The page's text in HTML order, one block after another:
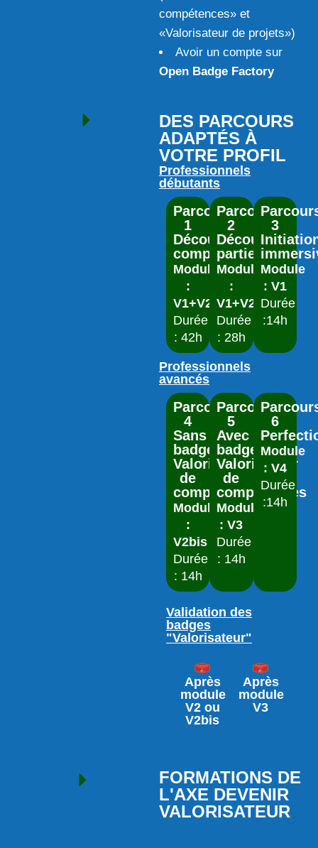
compétences» et
«Valorisateur de projets»)
Avoir un compte sur
Open Badge Factory
DES PARCOURS
ADAPTÉS À
VOTRE PROFIL
Professionnels
débutants
Parcours
1
Découverte
complète
Modules
:
V1+V2+V3
Durée
: 42h
Parcours
2
Découverte
partielle
Modules
:
V1+V2
Durée
: 28h
3
Module
: V1
Durée
:14h
Professionnels
avancés
Parcours
4
Sans
badge
Valorisateur
de
compétences
Module
:
V2bis
Durée
: 14h
Parcours
5
Avec
badge
Valorisateur
de
compétences
Module
: V3
Durée
: 14h
6
Module
: V4
Durée
:14h
Validation des
badges
"Valorisateur"
Après
module
V2 ou
V2bis
Après
module
V3
FORMATIONS DE
L'AXE DEVENIR
VALORISATEUR